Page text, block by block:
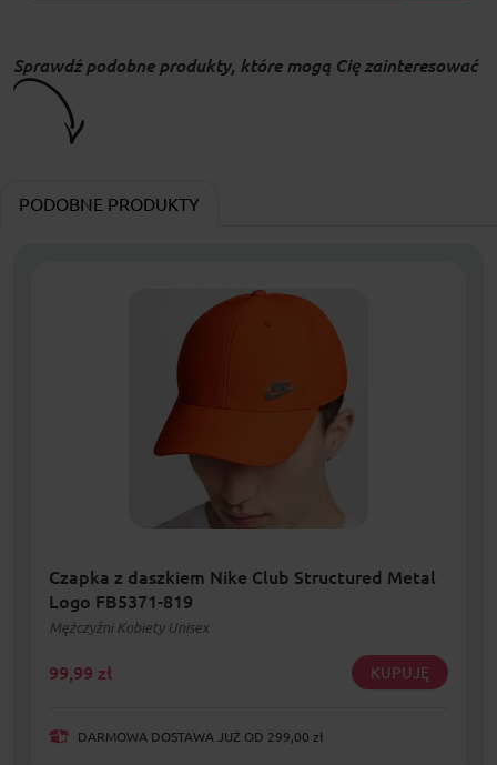
Sprawdź podobne produkty, które mogą Cię zainteresować
PODOBNE PRODUKTY
Czapka z daszkiem Nike Club Structured Metal
Logo FB5371-819
Mężczyźni Kobiety Unisex
99,99 zł KUPUJĘ
DARMOWA DOSTAWA JUŻ OD 299,00 zł